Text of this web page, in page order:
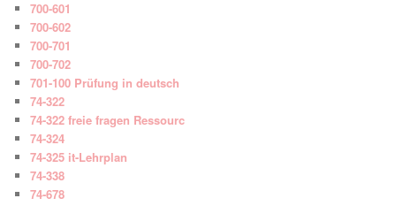
700-601
700-602
700-701
700-702
701-100 Prüfung in deutsch
74-322
74-322 freie fragen Ressourc
74-324
74-325 it-Lehrplan
74-338
74-678